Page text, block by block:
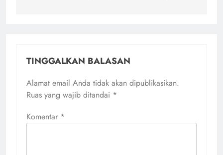
TINGGALKAN BALASAN
Alamat email Anda tidak akan dipublikasikan.
Ruas yang wajib ditandai *
Komentar *